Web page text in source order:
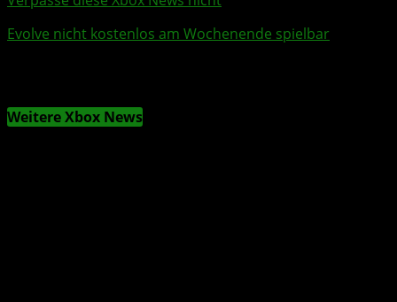
Evolve nicht kostenlos am Wochenende spielbar
Weitere Xbox News